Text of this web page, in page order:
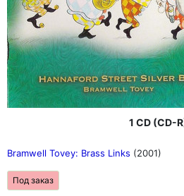
1 CD (CD-
Bramwell Tovey: Brass Links (2001)
Под заказ